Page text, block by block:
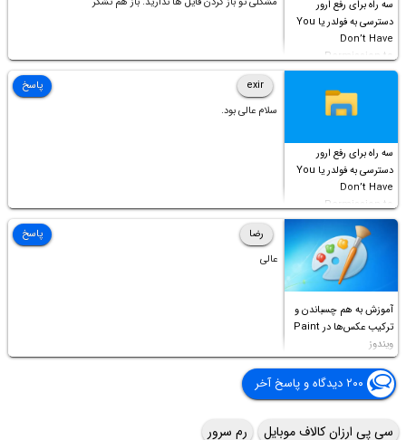
سه راه برای رفع ارور
دسترسی به فولدر یا You
Don’t Have
Permission to
Access this folder
سه راه برای رفع ارور
دسترسی به فولدر یا You
Don’t Have
Permission to
Access this folder
exir
سلام عالی بود.
پاسخ
آموزش به هم چسباندن و
ترکیب عکس‌ها در Paint
ویندوز
رضا
عالی
پاسخ
۲۰۰ دیدگاه و پاسخ آخر
سی پی ارزان کالاف موبایل رم سرور